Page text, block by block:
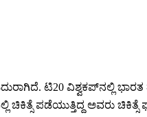
ಟಿ20 ವಿಶ್ವಕಪ್‌ನಲ್ಲಿ
ಪಡೆಯುತ್ತಿದ್ದ ಅವರು